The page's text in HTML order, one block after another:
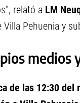
relató a LM
Pehuenia y
medios
de las 12:30